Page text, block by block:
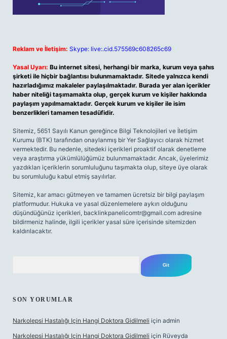
Reklam ve İletişim: Skype: live:.cid.575569c608265c69
Yasal Uyarı: Bu internet sitesi, herhangi bir marka, kurum veya şahıs
şirketi ile hiçbir bağlantısı bulunmamaktadır. Sitede yalnızca kendi
hazırladığımız makaleler paylaşılmaktadır. Burada yer alan içerikler
haber niteliği taşımamakta olup, gerçek kurum ve kişiler hakkında
paylaşım yapılmamaktadır. Gerçek kurum ve kişiler ile isim
benzerlikleri tamamen tesadüfidir.
Sitemiz, 5651 Sayılı Kanun gereğince Bilgi Teknolojileri ve İletişim
Kurumu (BTK) tarafından onaylanmış bir Yer Sağlayıcı olarak hizmet
vermektedir. Bu nedenle, sitedeki içerikleri proaktif olarak denetleme
veya araştırma yükümlülüğümüz bulunmamaktadır. Ancak, üyelerimiz
yazdıkları içeriklerin sorumluluğunu taşımakta olup, siteye üye olarak
bu sorumluluğu kabul etmiş sayılırlar.
Sitemiz, kar amacı gütmeyen ve tamamen ücretsiz bir bilgi paylaşım
platformudur. Hukuka ve yasal düzenlemelere aykırı olduğunu
düşündüğünüz içerikleri, backlinkpanelicomtr@gmail.com adresine
bildirmeniz halinde, ilgili içerikler yasal süre içerisinde sitemizden
kaldırılacaktır.
SON YORUMLAR
Narkolepsi Hastalığı Için Hangi Doktora Gidilmeli için admin
Narkolepsi Hastalığı Için Hangi Doktora Gidilmeli için Rüveyda